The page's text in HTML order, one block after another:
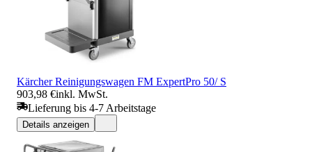
Kärcher Reinigungswagen FM ExpertPro 50/ S
903,98 €inkl. MwSt.
Lieferung bis 4-7 Arbeitstage
Details anzeigen